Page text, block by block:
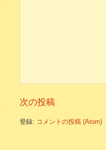
次の投稿
登録: コメントの投稿 (Atom)